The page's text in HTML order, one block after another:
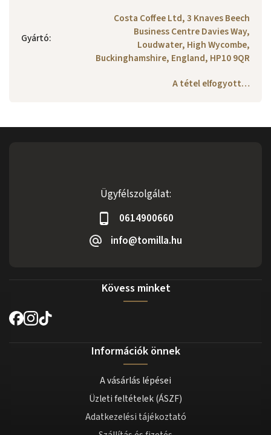
Gyártó:
Costa Coffee Ltd, 3 Knaves Beech
Business Centre Davies Way,
Loudwater, High Wycombe,
Buckinghamshire, England, HP10 9QR
A tétel elfogyott…
Ügyfélszolgálat:
0614900660
info@tomilla.hu
Kövess minket
Információk önnek
A vásárlás lépései
Üzleti feltételek (ÁSZF)
Adatkezelési tájékoztató